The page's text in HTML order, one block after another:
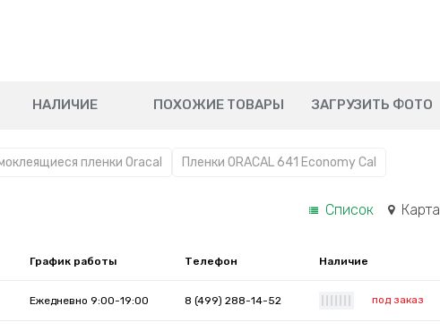
НАЛИЧИЕ ПОХОЖИЕ ТОВАРЫ ЗАГРУЗИТЬ ФОТО
пленки Oracal Пленки ORACAL 641 Economy Cal
Список Карта
График работы Телефон Наличие
Ежедневно 9:00-19:00 8 (499) 288-14-52 под заказ